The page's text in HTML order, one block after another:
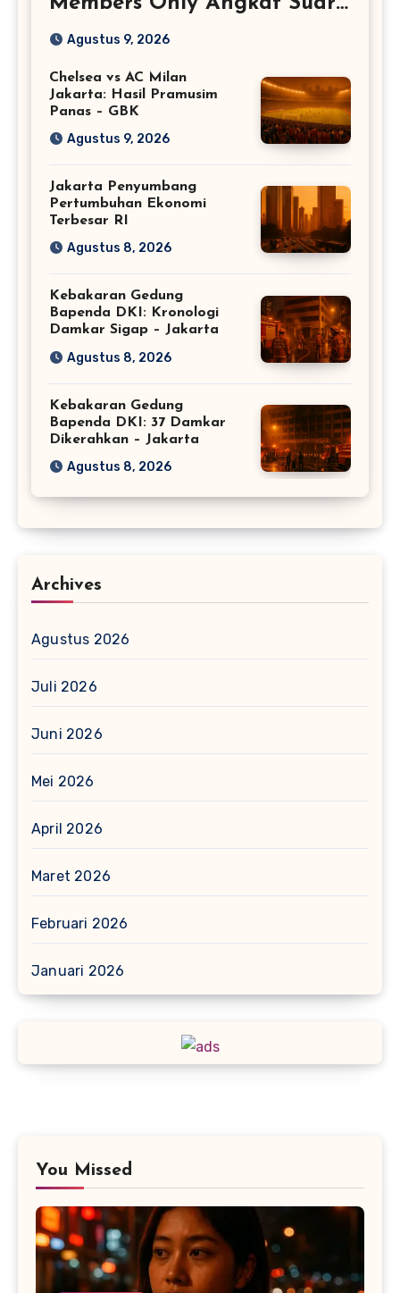
Perempuan
Agustus 9, 2026
Chelsea vs AC Milan
Jakarta: Hasil Pramusim
Panas – GBK
Agustus 9, 2026
Jakarta Penyumbang
Pertumbuhan Ekonomi
Terbesar RI
Agustus 8, 2026
Kebakaran Gedung
Bapenda DKI: Kronologi
Damkar Sigap – Jakarta
Agustus 8, 2026
Kebakaran Gedung
Bapenda DKI: 37 Damkar
Dikerahkan – Jakarta
Agustus 8, 2026
Archives
Agustus 2026
Juli 2026
Juni 2026
Mei 2026
April 2026
Maret 2026
Februari 2026
Januari 2026
You Missed